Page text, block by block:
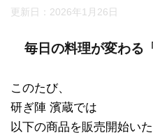
更新日： 2026年1月26日
毎日の料理が変わる
このたび、
研ぎ陣 濱蔵では
以下の商品を販売開始いた